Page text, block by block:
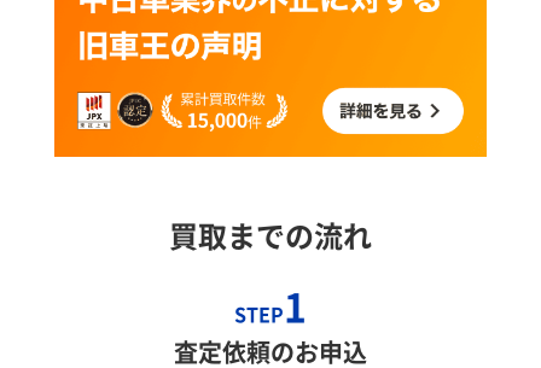
買取までの流れ
STEP1
査定依頼のお申込